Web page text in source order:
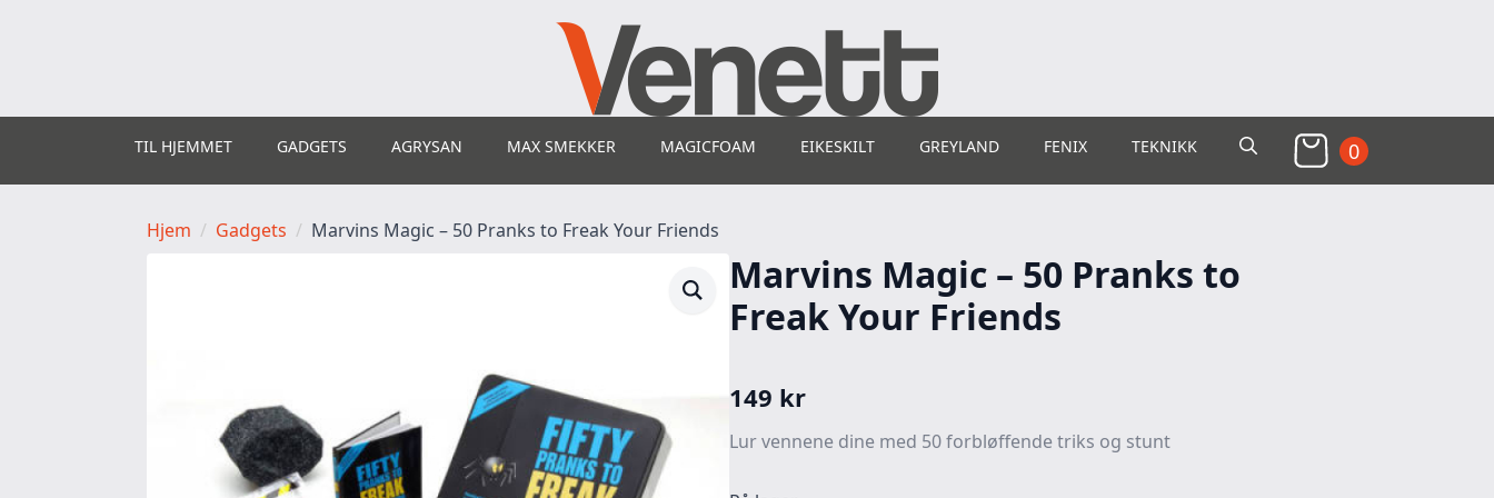
TIL HJEMMET GADGETS AGRYSAN MAX SMEKKER MAGICFOAM EIKESKILT GREYLAND FENIX TEKNIKK
Search
0
Hjem Gadgets Marvins Magic – 50 Pranks to Freak Your Friends
Marvins Magic – 50 Pranks to
Freak Your Friends
149 kr
Lur vennene dine med 50 forbløffende triks og stunt